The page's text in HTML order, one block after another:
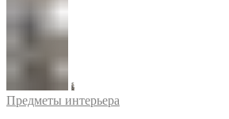
Предметы интерьера